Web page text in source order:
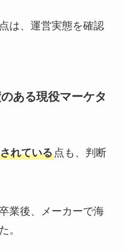
は、運営実態を確認
ある現役マーケタ
れている点も、判断
業後、メーカーで海
。